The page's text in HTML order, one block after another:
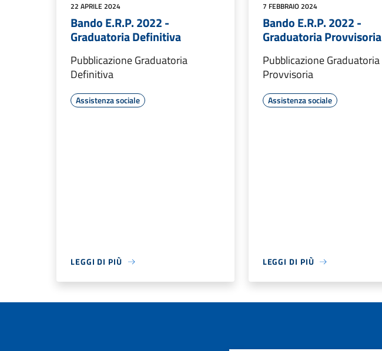
22 APRILE 2024
Bando E.R.P. 2022 -
Graduatoria Definitiva
Pubblicazione Graduatoria
Definitiva
Assistenza sociale
LEGGI DI PIÙ
7 FEBBRAIO 2024
Bando E.R.P. 2022 -
Graduatoria Provvisoria
Pubblicazione Graduatoria
Provvisoria
Assistenza sociale
LEGGI DI PIÙ